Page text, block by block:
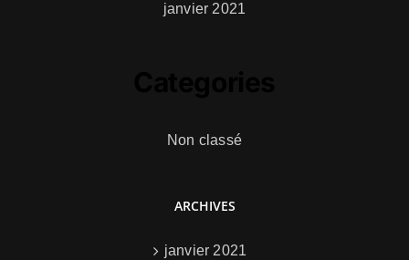
janvier 2021
Non classé
ARCHIVES
janvier 2021